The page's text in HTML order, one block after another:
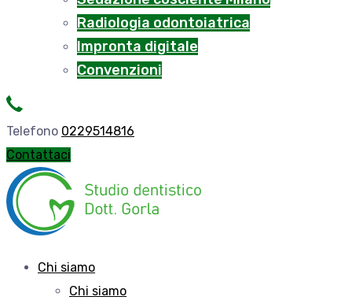
Radiologia odontoiatrica
Impronta digitale
Convenzioni
Telefono 0229514816
Contattaci
Chi siamo
Chi siamo